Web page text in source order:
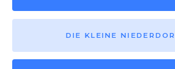
DIE KLEINE